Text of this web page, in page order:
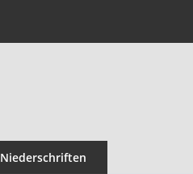
Niederschriften